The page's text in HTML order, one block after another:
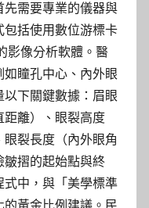
需要專業的儀器與
括使用數位游標卡
影像分析軟體。醫
瞳孔中心、內外眼
下關鍵數據：眉眼
距離）、眼裂高度
眼裂長度（內外眼角
皺摺的起始點與終
中，與「美學標準